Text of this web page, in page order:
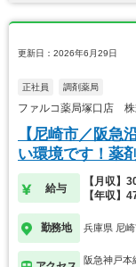
更新日：2026年6月29日
正社員 調剤薬局
ファルコ薬局塚口店 株
【尼崎市／阪
い環境です！薬
給与
【月収】
【年収】
勤務地 兵庫県 尼
阪急神戸本